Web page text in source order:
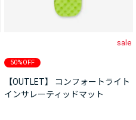
sale
50%OFF
【OUTLET】 コンフォートライト
インサレーティッドマット